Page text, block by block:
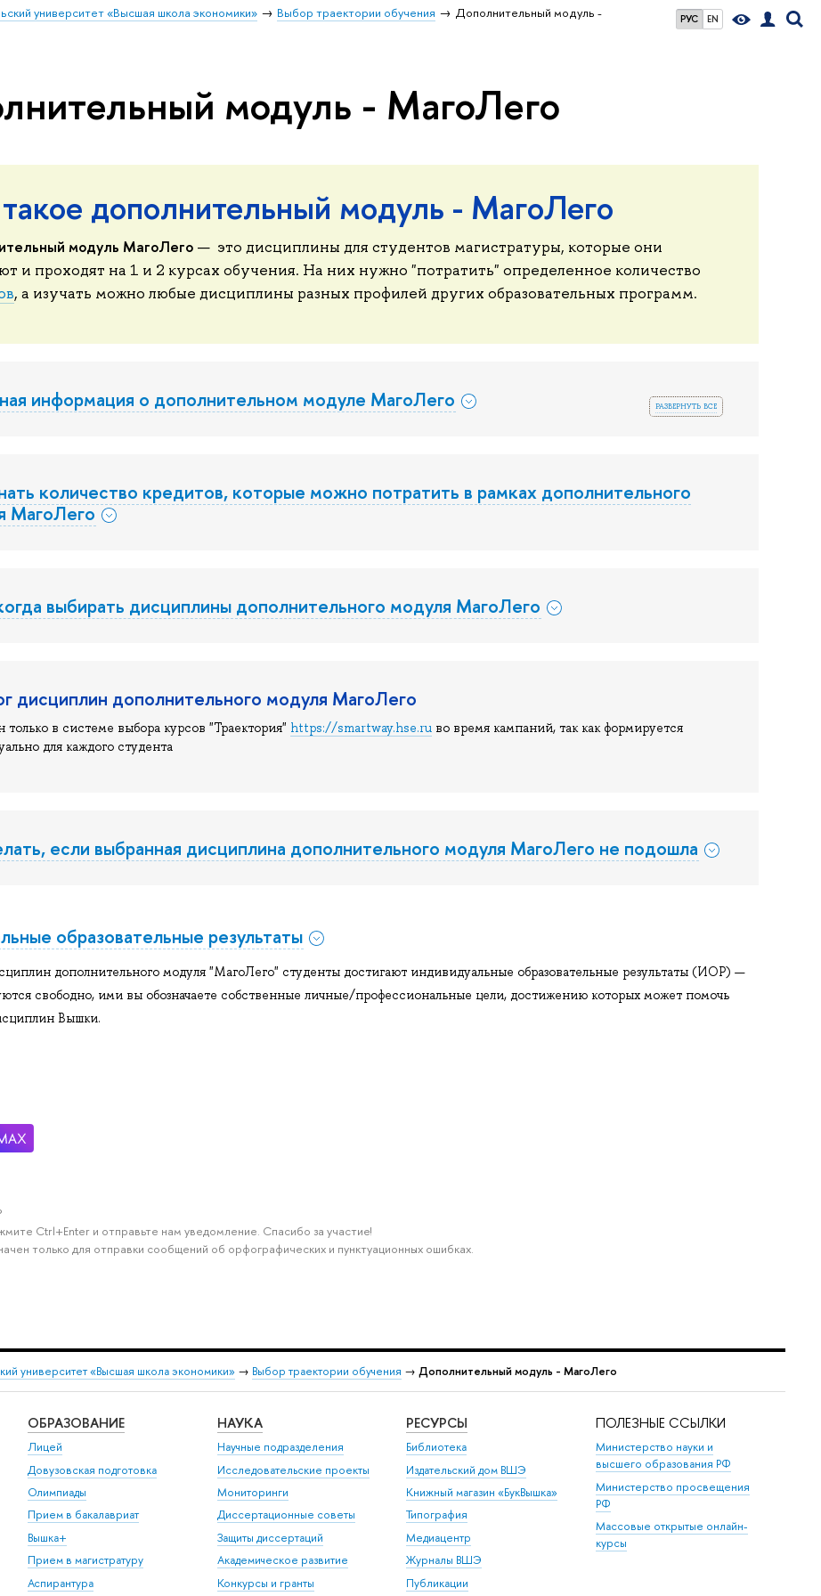
РУС EN
университет «Высшая школа экономики» Выбор траектории обучения
Дополнительный модуль -
модуль - МагоЛего
дополнительный модуль - МагоЛего
модуль МагоЛего — это дисциплины для студентов магистратуры, которые они
и проходят на 1 и 2 курсах обучения. На них нужно "потратить" определенное количество
, а изучать можно любые дисциплины разных профилей других образовательных программ.
развернуть все
информация о дополнительном модуле МагоЛего
количество кредитов, которые можно потратить в рамках дополнительного
МагоЛего
выбирать дисциплины дополнительного модуля МагоЛего
дисциплин дополнительного модуля МагоЛего
только в системе выбора курсов "Траектория" https://smartway.hse.ruво время кампаний, так как формируется
для каждого студента
если выбранная дисциплина дополнительного модуля МагоЛего не подошла
образовательные результаты
дополнительного модуля "МагоЛего" студенты достигают индивидуальные образовательные результаты (ИОР) —
свободно, ими вы обозначаете собственные личные/профессиональные цели, достижению которых может помочь
Вышки.
Ctrl+Enter и отправьте нам уведомление. Спасибо за участие!
только для отправки сообщений об орфографических и пунктуационных ошибках.
университет «Высшая школа экономики» → Выбор траектории обучения → Дополнительный модуль - МагоЛего
ОБРАЗОВАНИЕ
Лицей
Довузовская подготовка
Олимпиады
Прием в бакалавриат
Вышка+
Прием в магистратуру
Аспирантура
НАУКА
Научные подразделения
Исследовательские проекты
Мониторинги
Диссертационные советы
Защиты диссертаций
Академическое развитие
Конкурсы и гранты
РЕСУРСЫ
Библиотека
Издательский дом ВШЭ
Книжный магазин «БукВышка»
Типография
Медиацентр
Журналы ВШЭ
Публикации
ПОЛЕЗНЫЕ ССЫЛКИ
Министерство науки и
высшего образования РФ
Министерство просвещения
РФ
Массовые открытые онлайн-
курсы